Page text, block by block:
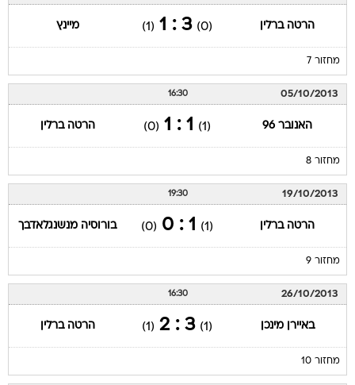
הרטה ברלין (0)
3 : 1
(1) מיינץ
מחזור 7
05/10/2013
16:30
האנובר 96 (1)
1 : 1
(0) הרטה ברלין
מחזור 8
19/10/2013
19:30
הרטה ברלין (1)
1 : 0
(0) בורוסיה מנשנגלאדבך
מחזור 9
26/10/2013
16:30
באיירן מינכן (1)
3 : 2
(1) הרטה ברלין
מחזור 10